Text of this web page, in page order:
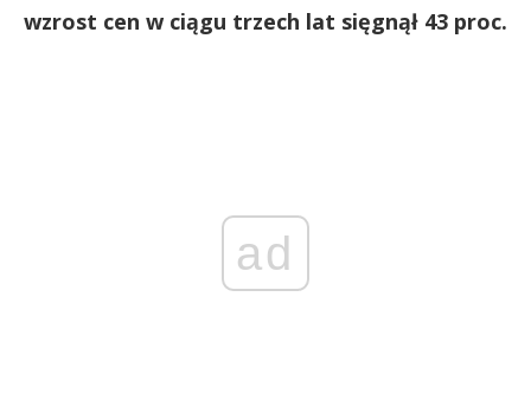
wzrost cen w ciągu trzech lat sięgnął 43 proc.
ad